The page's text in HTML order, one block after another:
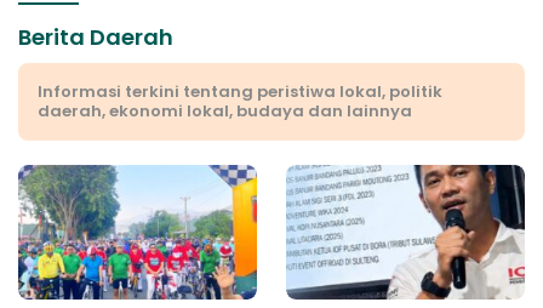
Berita Daerah
Informasi terkini tentang peristiwa lokal, politik
daerah, ekonomi lokal, budaya dan lainnya